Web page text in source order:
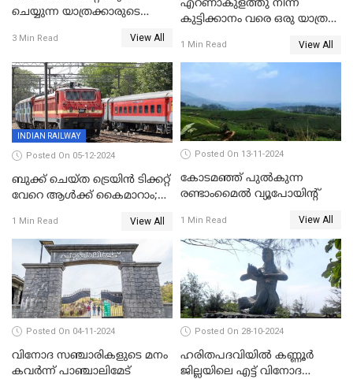
ചെയ്യുന്ന യാത്രക്കാരുടെ
3 Min Read View All
എറണാകുളത്തു നിന്ന്
കുട്ടിക്കാനം വരെ ഒരു യാത്ര
1 Min Read View All
INDIAN RAILWAY
Posted On 05-12-2024
ബുക്ക് ചെയ്ത ട്രെയിൻ ടിക്കറ്റ്
വേറെ ആൾക്ക് കൈമാറാം;
റെയിൽവെ
1 Min Read View All
Posted On 13-11-2024
കോടമഞ്ഞ് പുല്‍കുന്ന
രണ്ടാംമൈല്‍ വ്യൂപോയിന്റ്‌
1 Min Read View All
Posted On 04-11-2024
വിനോദ സഞ്ചാരികളുടെ മനം
കവർന്ന് പാഞ്ചാലിമേട്
Posted On 28-10-2024
ഹരിതപദവിയിൽ കണ്ണൂർ
ജില്ലയിലെ എട്ട്‌ വിനോദ